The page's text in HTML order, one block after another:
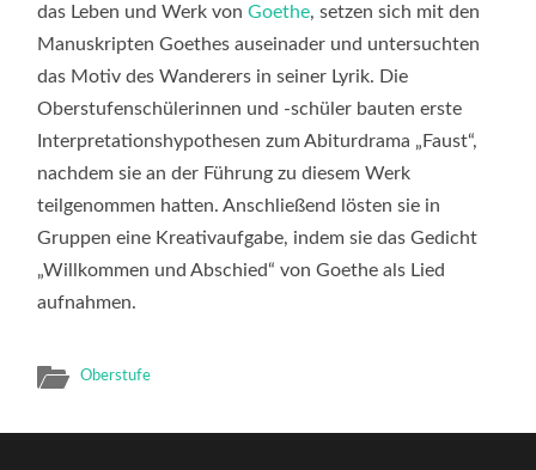
das Leben und Werk vonGoethe, setzen sich mit den
Manuskripten Goethes auseinader und untersuchten
das Motiv des Wanderers in seiner Lyrik. Die
Oberstufenschülerinnen und -schüler bauten erste
Interpretationshypothesen zum Abiturdrama „Faust“,
nachdem sie an der Führung zu diesem Werk
teilgenommen hatten. Anschließend lösten sie in
Gruppen eine Kreativaufgabe, indem sie das Gedicht
„Willkommen und Abschied“ von Goethe als Lied
aufnahmen.
Oberstufe